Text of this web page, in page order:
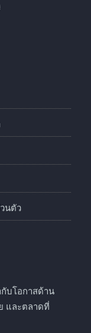
นตัว
บโอกาสด้าน
และตลาดที่